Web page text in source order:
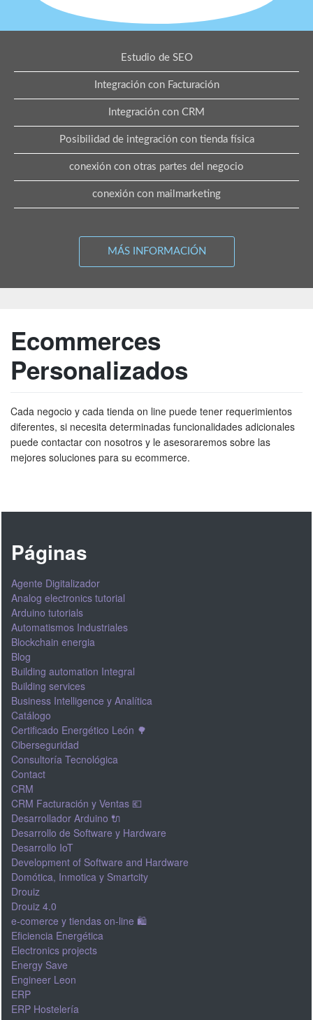
Estudio de SEO
Integración con Facturación
Integración con CRM
Posibilidad de integración con tienda física
conexión con otras partes del negocio
conexión con mailmarketing
MÁS INFORMACIÓN
Ecommerces
Personalizados
Cada negocio y cada tienda on line puede tener requerimientos
diferentes, si necesita determinadas funcionalidades adicionales
puede contactar con nosotros y le asesoraremos sobre las
mejores soluciones para su ecommerce.
Páginas
Agente Digitalizador
Analog electronics tutorial
Arduino tutorials
Automatismos Industriales
Blockchain energia
Blog
Building automation Integral
Building services
Business Intelligence y Analítica
Catálogo
Certificado Energético León 🌳
Ciberseguridad
Consultoría Tecnológica
Contact
CRM
CRM Facturación y Ventas 💶
Desarrollador Arduino 🔌
Desarrollo de Software y Hardware
Desarrollo IoT
Development of Software and Hardware
Domótica, Inmotica y Smartcity
Drouiz
Drouiz 4.0
e-comerce y tiendas on-line 🛍
Eficiencia Energética
Electronics projects
Energy Save
Engineer Leon
ERP
ERP Hostelería